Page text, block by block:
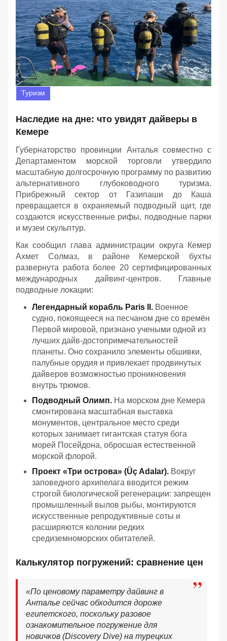
Туризм
Наследие на дне: что увидят дайверы в
Кемере
Губернаторство провинции Анталья совместно с
Департаментом морской торговли утвердило
масштабную долгосрочную программу по развитию
альтернативного глубоководного туризма.
Прибрежный сектор от Газипаши до Каша
превращается в охраняемый подводный щит, где
создаются искусственные рифы, подводные парки
и музеи скульптур.
Как сообщил глава администрации округа Кемер
Ахмет Солмаз, в районе Кемерской бухты
развернута работа более 20 сертифицированных
международных дайвинг-центров. Главные
подводные локации:
Легендарный корабль Paris II. Военное
судно, покоящееся на песчаном дне со времён
Первой мировой, признано учеными одной из
лучших дайв-достопримечательностей
планеты. Оно сохранило элементы обшивки,
палубные орудия и привлекает продвинутых
дайверов возможностью проникновения
внутрь трюмов.
Подводный Олимп. На морском дне Кемера
смонтирована масштабная выставка
монументов, центральное место среди
которых занимает гигантская статуя бога
морей Посейдона, обросшая естественной
морской флорой.
Проект «Три острова» (Üç Adalar). Вокруг
заповедного архипелага вводится режим
строгой биологической регенерации: запрещен
промышленный вылов рыбы, монтируются
искусственные репродуктивные соты и
расширяются колонии редких
средиземноморских обитателей.
Калькулятор погружений: сравнение цен
«По ценовому параметру дайвинг в
Анталье сейчас обходится дороже
египетского, поскольку разовое
ознакомительное погружение для
новичков (Discovery Dive) на турецких